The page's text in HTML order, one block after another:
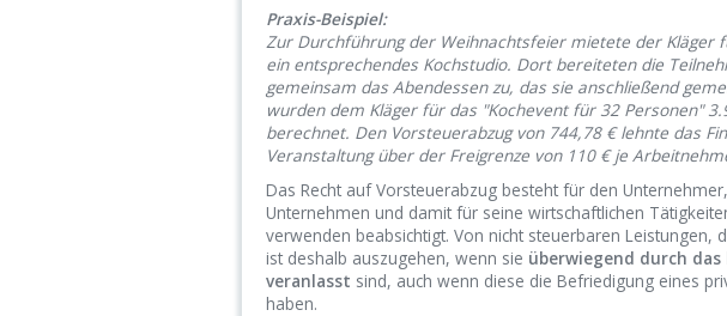
Praxis-Beispiel:
Zur Durchführung der Weihnachtsfeier mietete der Kläger
ein entsprechendes Kochstudio. Dort bereiteten die
gemeinsam das Abendessen zu, das sie anschließend
wurden dem Kläger für das "Kochevent für 32 Personen"
berechnet. Den Vorsteuerabzug von 744,78 € lehnte das
Veranstaltung über der Freigrenze von 110 € je
Das Recht auf Vorsteuerabzug besteht für den
Unternehmen und damit für seine wirtschaftlichen
verwenden beabsichtigt. Von nicht steuerbaren Leistungen,
ist deshalb auszugehen, wenn sie überwiegend durch
veranlasst sind, auch wenn diese die Befriedigung eines
haben.